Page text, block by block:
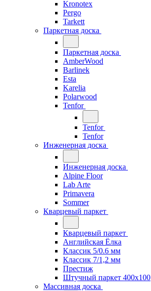
Kronotex
Pergo
Tarkett
Паркетная доска
Паркетная доска
AmberWood
Barlinek
Esta
Karelia
Polarwood
Tenfor
Tenfor
Tenfor
Инженерная доска
Инженерная доска
Alpine Floor
Lab Arte
Primavera
Sommer
Кварцевый паркет
Кварцевый паркет
Английская Ёлка
Классик 5/0.6 мм
Классик 7/1,2 мм
Престиж
Штучный паркет 400x100
Массивная доска